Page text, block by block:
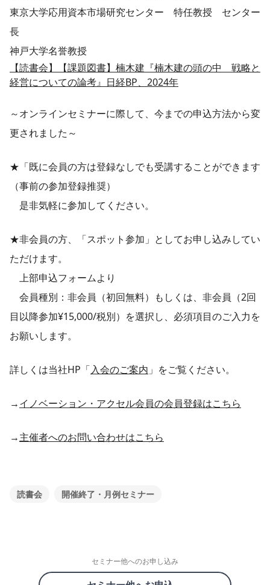
東京大学応用資本市場研究センター 特任教授 センター
長
神戸大学名誉教授
【読書会】【課題図書】楠木建『楠木建の頭の中 戦略と
経営についての論考』日経BP、2024年
～オンラインセミナーに際して、今までの申込方法から変
更されました～
★「既に会員の方は登録なしでも受講することができます
（事前の参加登録推奨）
是非気軽に参加してください。
★非会員の方、「スポット参加」としてお申し込みしてい
ただけます。
上部申込フォームより
会員種別：非会員（初回無料）もしくは、非会員（2回
目以降参加¥15,000/税別）を選択し、必須項目のご入力を
お願いします。
詳しくは当社HP「入会のご案内 」をご覧ください。
→イノベーション・アクセル会員の会員登録はこちら
→主催者へのお問い合わせはこちら
読書会 開催終了・月例セミナー
セミナー他へのお申し込み